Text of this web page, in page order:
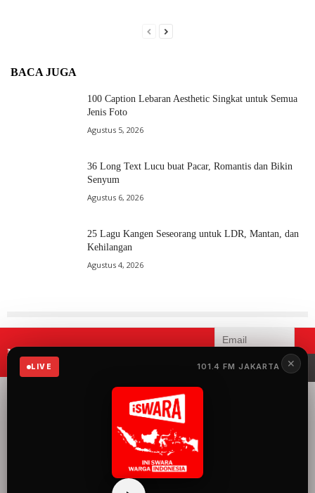
✕
LIVE 101.4 FM JAKARTA
BACA JUGA
100 Caption Lebaran Aesthetic Singkat untuk Semua
Jenis Foto
Agustus 5, 2026
36 Long Text Lucu buat Pacar, Romantis dan Bikin
Senyum
Agustus 6, 2026
25 Lagu Kangen Seseorang untuk LDR, Mantan, dan
Kehilangan
Agustus 4, 2026
Mau menerima informasi terbaru
iSWARA?
merupakan radio yang
konten siaran yang
mengangkat semua hal
Indonesia.